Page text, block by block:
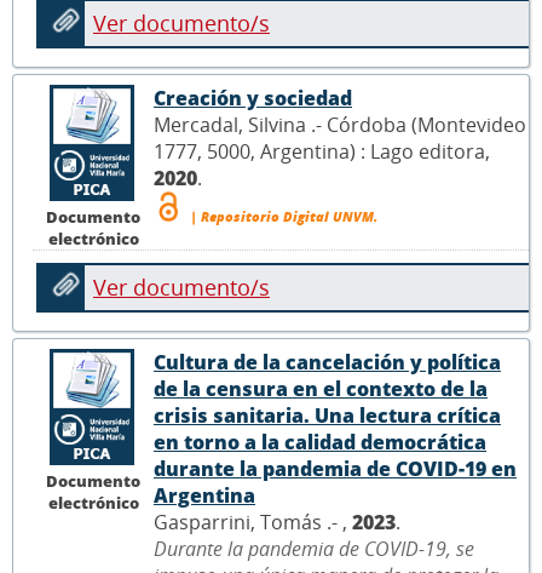
Ver documento/s
Documento
electrónico
Creación y sociedad
Mercadal, Silvina .- Córdoba (Montevideo
1777, 5000, Argentina) : Lago editora,
2020.
| Repositorio Digital UNVM.
Ver documento/s
Documento
electrónico
Cultura de la cancelación y política
de la censura en el contexto de la
crisis sanitaria. Una lectura crítica
en torno a la calidad democrática
durante la pandemia de COVID-19 en
Argentina
Gasparrini, Tomás .- , 2023.
Durante la pandemia de COVID-19, se